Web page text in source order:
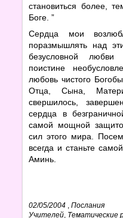
становиться более,
Боге. ”
Сердца мои
поразмышлять над
безусловной
поистине
любовь чистого
Отца, Сына,
свершилось,
сердца в
самой мощной
сил этого мира.
всегда и станьте
Аминь.
02/05/2004 ,Послания
Учителей Тематические